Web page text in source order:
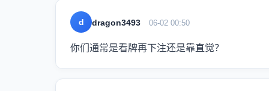
d dragon3493 06-02 00:50
你们通常是看牌再下注还是靠直觉？